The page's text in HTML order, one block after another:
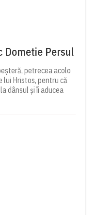
Dometie Persul
petrecea acolo
lui Hristos, pentru că
dânsul și îi aducea